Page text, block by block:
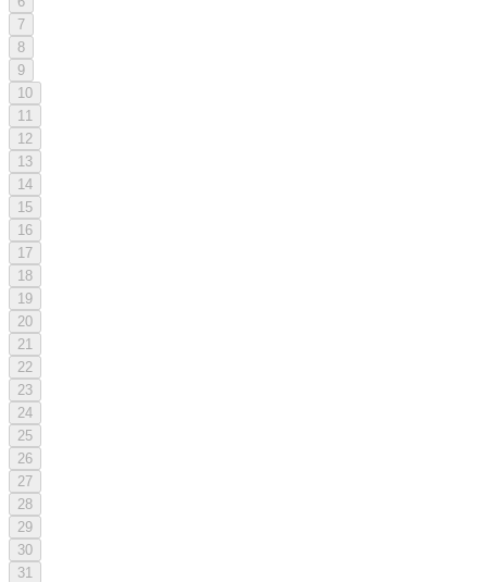
7
8
9
10
11
12
13
14
15
16
17
18
19
20
21
22
23
24
25
26
27
28
29
30
31